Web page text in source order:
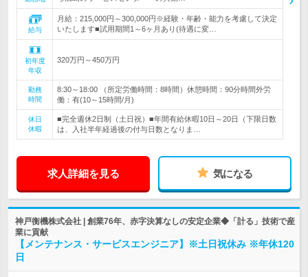
給与
月給：215,000円～300,000円※経験・年齢・能力を考慮して決定
いたします■試用期間1～6ヶ月あり(待遇に変…
初年度
年収
320万円～450万円
勤務
時間
8:30～18:00 （所定労働時間：8時間）休憩時間：90分時間外労
働：有(10～15時間/月)
休日
休暇
■完全週休2日制（土日祝）■年間有給休暇10日～20日（下限日数
は、入社半年経過後の付与日数となりま…
求人詳細を見る 気になる
神戸衡機株式会社 | 創業76年、赤字決算なしの安定企業◆「計る」技術で産
業に貢献
【メンテナンス・サービスエンジニア】※土日祝休み ※年休120
日